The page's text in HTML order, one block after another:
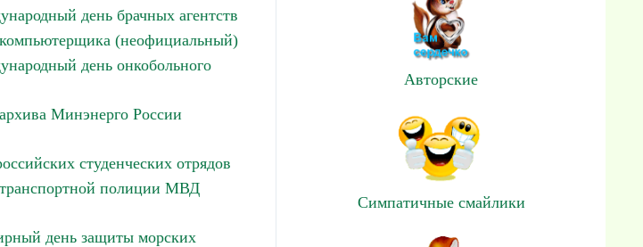
день брачных агентств
(неофициальный)
день онкобольного
Минэнерго России
студенческих отрядов
полиции МВД
день защиты морских
Авторские
Симпатичные смайлики